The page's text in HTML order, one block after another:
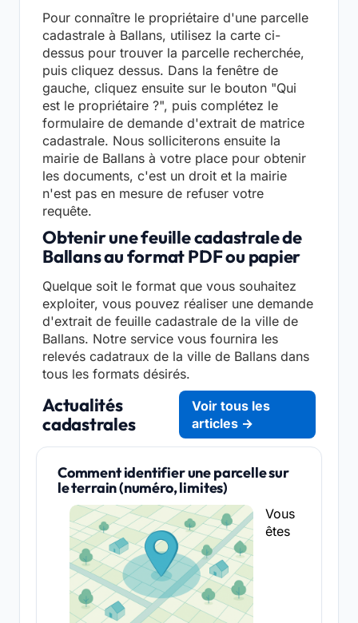
Pour connaître le propriétaire d'une parcelle
cadastrale à Ballans, utilisez la carte ci-
dessus pour trouver la parcelle recherchée,
puis cliquez dessus. Dans la fenêtre de
gauche, cliquez ensuite sur le bouton "Qui
est le propriétaire ?", puis complétez le
formulaire de demande d'extrait de matrice
cadastrale. Nous solliciterons ensuite la
mairie de Ballans à votre place pour obtenir
les documents, c'est un droit et la mairie
n'est pas en mesure de refuser votre
requête.
Obtenir une feuille cadastrale de
Ballans au format PDF ou papier
Quelque soit le format que vous souhaitez
exploiter, vous pouvez réaliser une demande
d'extrait de feuille cadastrale de la ville de
Ballans. Notre service vous fournira les
relevés cadatraux de la ville de Ballans dans
tous les formats désirés.
Actualités
cadastrales
Voir tous les
articles →
Comment identifier une parcelle sur
le terrain (numéro, limites)
Vous
êtes